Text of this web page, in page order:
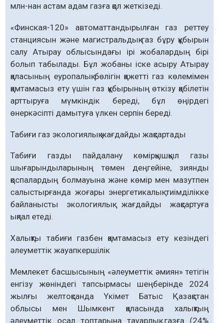
млн-нан астам адам газға қол жеткізеді.
«Финская-120» автоматтандырылған газ реттеу
станциясын және магистральдық газ бұру құбырын
салу Атырау облысындағы ірі жобалардың бірі
болып табылады. Бұл жобаны іске асыру Атырау
қаласының еуропалық бөлігін қажетті газ көлемімен
қамтамасыз ету үшін газ құбырының өткізу қабілетін
арттыруға мүмкіндік береді, бұл өңірдегі
өнеркәсіпті дамытуға үлкен серпін береді.
Табиғи газ экологиялық жағдайды жақсартады
Табиғи газды пайдалану көмірқышқыл газы
шығарындыларының төмен деңгейіне, зиянды
қоспалардың болмауына және көмір мен мазутпен
салыстырғанда жоғары энергетикалық тиімділікке
байланысты экологиялық жағдайды жақсартуға
ықпал етеді.
Халықты табиғи газбен қамтамасыз ету кезіндегі
әлеуметтік жауапкершілік
Мемлекет басшысының «әлеуметтік әмиян» тетігін
енгізу жөніндегі тапсырмасы шеңберінде 2024
жылғы желтоқсанда Үкімет Батыс Қазақстан
облысы мен Шымкент қаласында халықтың
әлеуметтік осал топтарына тауарлық газға (24%